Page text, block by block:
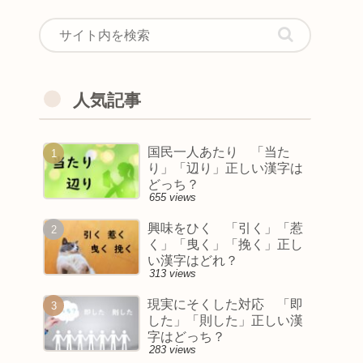
人気記事
国民一人あたり 「当た
り」「辺り」正しい漢字は
どっち？
655 views
興味をひく 「引く」「惹
く」「曳く」「挽く」正し
い漢字はどれ？
313 views
現実にそくした対応 「即
した」「則した」正しい漢
字はどっち？
283 views